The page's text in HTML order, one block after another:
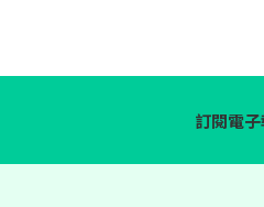
訂閱電子